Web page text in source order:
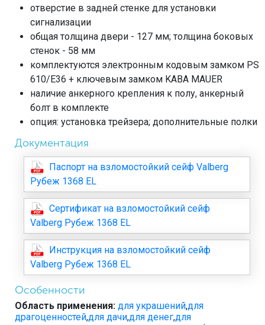
отверстие в задней стенке для установки
сигнализации
общая толщина двери - 127 мм; толщина боковых
стенок - 58 мм
комплектуются электронным кодовым замком PS
610/E36 + ключевым замком KABA MAUER
наличие анкерного крепления к полу, анкерный
болт в комплекте
опция: установка трейзера; дополнительные полки
Документация
Паспорт на взломостойкий сейф Valberg
Рубеж 1368 EL
Сертификат на взломостойкий сейф
Valberg Рубеж 1368 EL
Инструкция на взломостойкий сейф
Valberg Рубеж 1368 EL
Особенности
Область применения: для украшений,для
драгоценностей,для дачи,для денег,для